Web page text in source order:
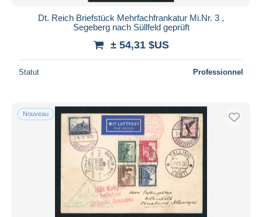
Dt. Reich Briefstück Mehrfachfrankatur Mi.Nr. 3 ,
Segeberg nach Süllfeld geprüft
± 54,31 $US
Statut Professionnel
Nouveau